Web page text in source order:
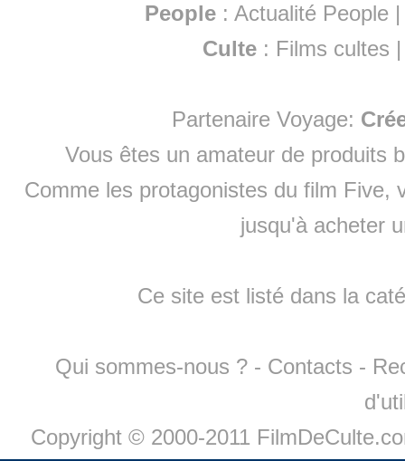
People :Actualité People
Culte : Films cultes
Partenaire Voyage:
Vous êtes un amateur de produits
Comme les protagonistes du film Five,
jusqu'à acheter
Ce site est listé dans la
Qui sommes-nous ? - Contacts -
Copyright © 2000-2011